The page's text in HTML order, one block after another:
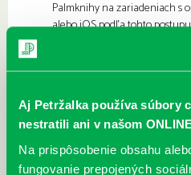
Aj Petržalka používa súbory
nestratili ani v našom
Na prispôsobenie obsahu
fungovanie prepojených
Palmknihy na zariadeniach s
alebo iOS podľa tohto
Do svojho mobilného
Založitúčet.
vášho e-mailu,
dolnej časti obrazovky
registrovaní sa do